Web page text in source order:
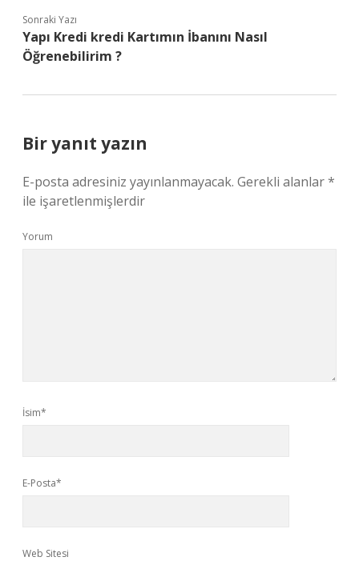
Sonraki Yazı
Yapı Kredi kredi Kartımın İbanını Nasıl
Öğrenebilirim ?
Bir yanıt yazın
E-posta adresiniz yayınlanmayacak. Gerekli alanlar*
ile işaretlenmişlerdir
Yorum
İsim*
E-Posta*
Web Sitesi